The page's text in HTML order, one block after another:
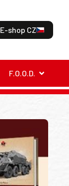
E-shop CZ
F.O.O.D.